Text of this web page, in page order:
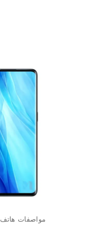
مواصفات هاتف Oppo Reno 4 pro